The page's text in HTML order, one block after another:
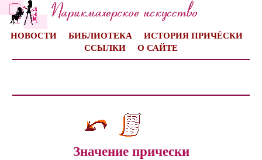
НОВОСТИ БИБЛИОТЕКА
ИСТОРИЯ ПРИЧЁСКИ
ССЫЛКИ
О САЙТЕ
Значение прически